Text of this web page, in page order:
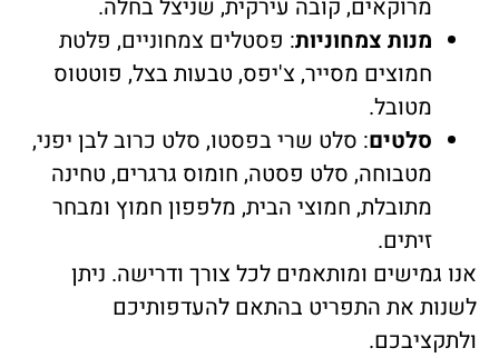
מרוקאים, קובה עירקית, שניצל בחלה.
מנות צמחוניות: פסטלים צמחוניים, פלטת
חמוצים מסייר, צ'יפס, טבעות בצל, פוטטוס
מטובל.
סלטים: סלט שרי בפסטו, סלט כרוב לבן יפני,
מטבוחה, סלט פסטה, חומוס גרגרים, טחינה
מתובלת, חמוצי הבית, מלפפון חמוץ ומבחר
זיתים.
אנו גמישים ומותאמים לכל צורך ודרישה. ניתן
לשנות את התפריט בהתאם להעדפותיכם
ולתקציבכם.